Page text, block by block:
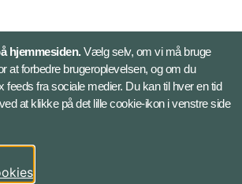
hjemmesiden.Vælg selv, om vi må bruge
at forbedre brugeroplevelsen, og om du
feeds fra sociale medier. Du kan til hver en tid
at klikke på det lille cookie-ikon i venstre side